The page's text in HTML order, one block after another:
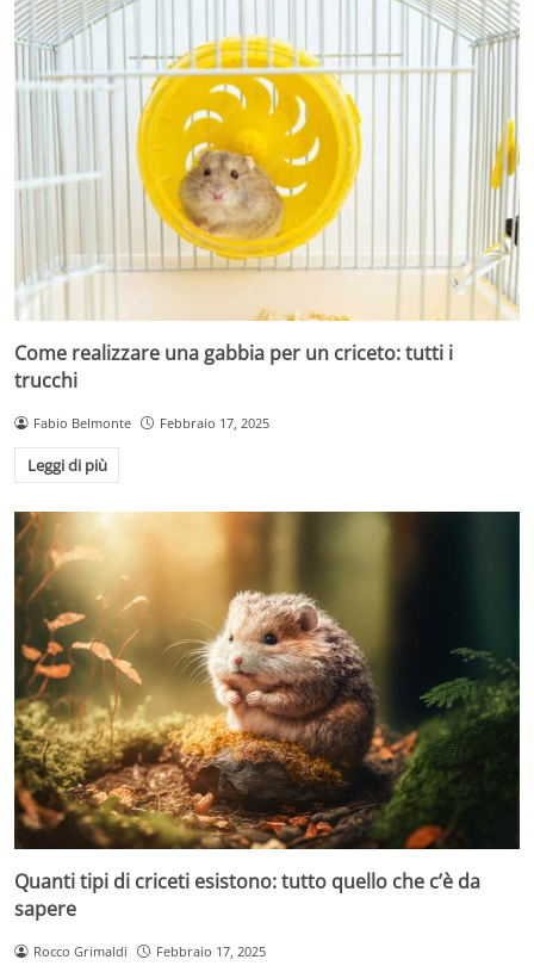
Come realizzare una gabbia per un criceto: tutti i
trucchi
Fabio Belmonte Febbraio 17, 2025
Leggi di più
Quanti tipi di criceti esistono: tutto quello che c’è da
sapere
Rocco Grimaldi Febbraio 17, 2025